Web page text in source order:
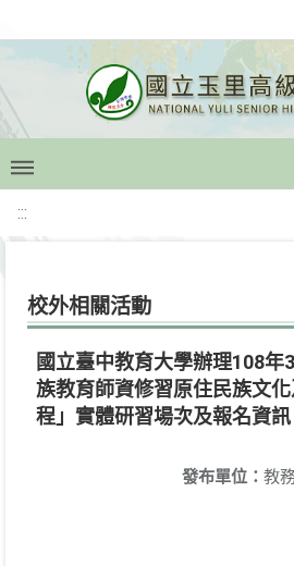
:::
校外相關活動
國立臺中教育大學辦理108年
族教育師資修習原住民族文
程」實體研習場次及報名資訊
發布單位： 教